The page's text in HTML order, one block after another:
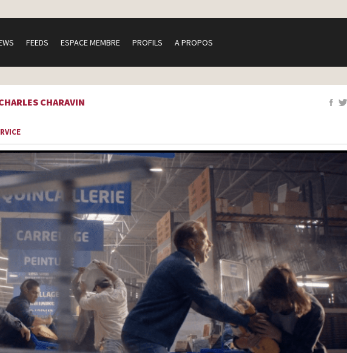
FEEDS ESPACE MEMBRE PROFILS A PROPOS
CHARAVIN